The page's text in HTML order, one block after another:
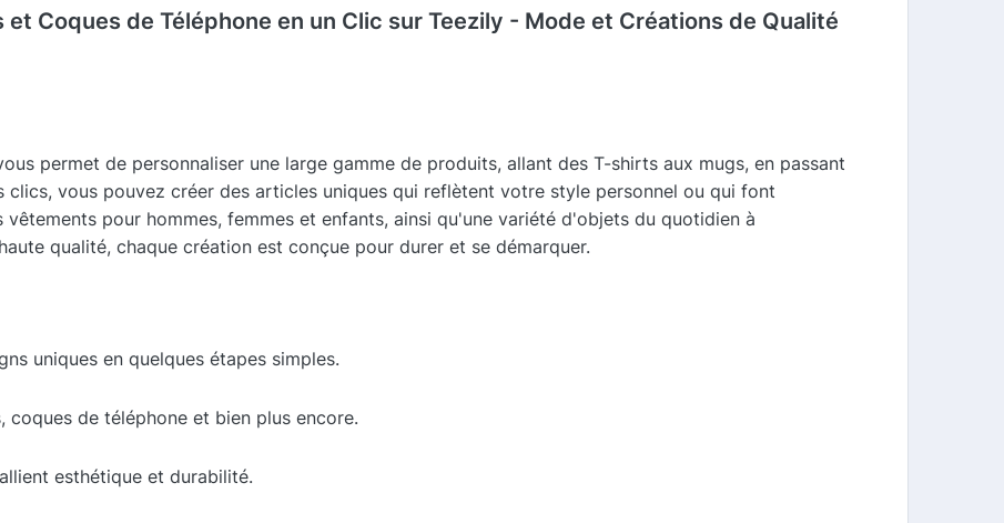
Coques de Téléphone en un Clic sur Teezily - Mode et Créations de Qualité
permet de personnaliser une large gamme de produits, allant des T-shirts aux mugs, en passant
clics, vous pouvez créer des articles uniques qui reflètent votre style personnel ou qui font
pour hommes, femmes et enfants, ainsi qu'une variété d'objets du quotidien à
qualité, chaque création est conçue pour durer et se démarquer.
uniques en quelques étapes simples.
coques de téléphone et bien plus encore.
esthétique et durabilité.